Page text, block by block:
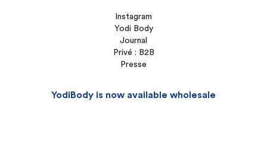
Instagram
Yodi Body
Journal
Privé : B2B
Presse
YodiBody is now available wholesale